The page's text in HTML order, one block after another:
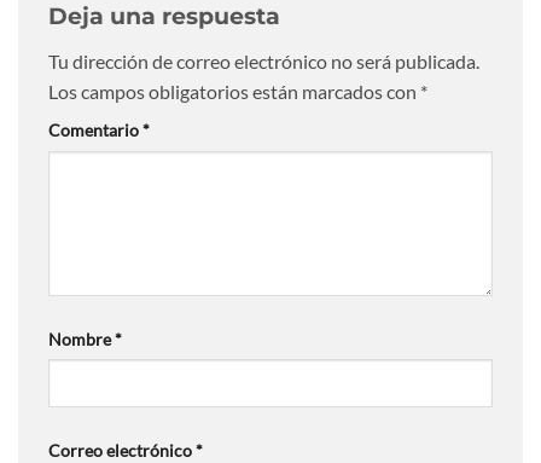
Deja una respuesta
Tu dirección de correo electrónico no será publicada.
Los campos obligatorios están marcados con *
Comentario*
Nombre*
Correo electrónico*